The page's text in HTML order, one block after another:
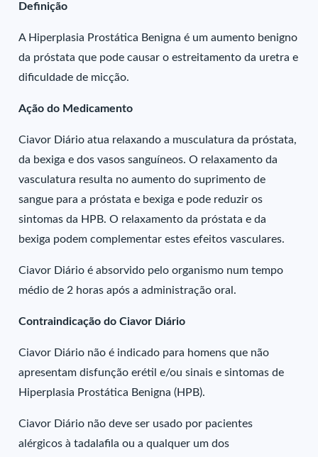
Definição
A Hiperplasia Prostática Benigna é um aumento benigno
da próstata que pode causar o estreitamento da uretra e
dificuldade de micção.
Ação do Medicamento
Ciavor Diário atua relaxando a musculatura da próstata,
da bexiga e dos vasos sanguíneos. O relaxamento da
vasculatura resulta no aumento do suprimento de
sangue para a próstata e bexiga e pode reduzir os
sintomas da HPB. O relaxamento da próstata e da
bexiga podem complementar estes efeitos vasculares.
Ciavor Diário é absorvido pelo organismo num tempo
médio de 2 horas após a administração oral.
Contraindicação do Ciavor Diário
Ciavor Diário não é indicado para homens que não
apresentam disfunção erétil e/ou sinais e sintomas de
Hiperplasia Prostática Benigna (HPB).
Ciavor Diário não deve ser usado por pacientes
alérgicos à tadalafila ou a qualquer um dos